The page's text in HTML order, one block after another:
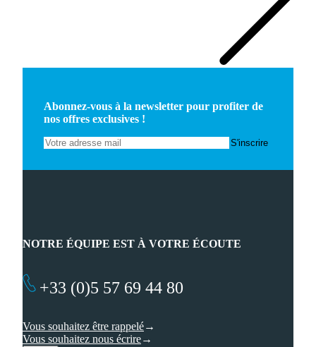
Abonnez-vous à la newsletter pour profiter de
nos offres exclusives !
NOTRE ÉQUIPE EST À VOTRE ÉCOUTE
+33 (0)5 57 69 44 80
Vous souhaitez être rappelé
Vous souhaitez nous écrire